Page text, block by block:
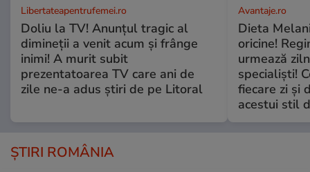
Libertateapentrufemei.ro
Doliu la TV! Anunțul tragic al
dimineții a venit acum și frânge
inimi! A murit subit
prezentatoarea TV care ani de
zile ne-a adus știri de pe Litoral
Avantaje.ro
Dieta
oricine!
urmează
specialiști!
fiecare zi și
acestui stil
ȘTIRI ROMÂNIA